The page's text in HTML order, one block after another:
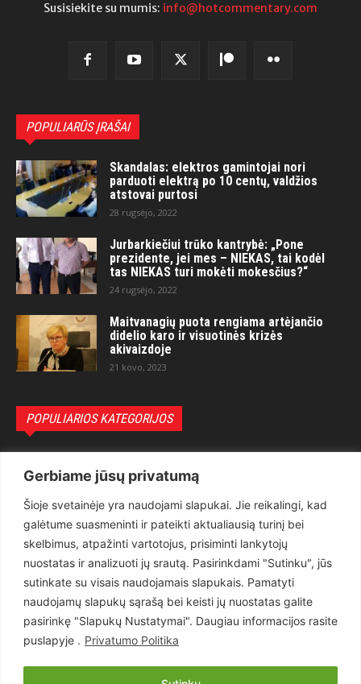
Gerbiame jūsų privatumą
Šioje svetainėje yra naudojami slapukai. Jie reikalingi, kad
galėtume suasmeninti ir pateikti aktualiausią turinį bei
skelbimus, atpažinti vartotojus, prisiminti lankytojų
nuostatas ir analizuoti jų srautą. Pasirinkdami "Sutinku", jūs
sutinkate su visais naudojamais slapukais. Pamatyti
naudojamų slapukų sąrašą bei keisti jų nuostatas galite
pasirinkę "Slapukų Nustatymai". Daugiau informacijos rasite
puslapyje . Privatumo Politika
Susisiekite su mumis: info@hotcommentary.com
POPULIARŪS ĮRAŠAI
Skandalas: elektros gamintojai nori
parduoti elektrą po 10 centų, valdžios
atstovai purtosi
28 rugsėjo, 2022
Jurbarkiečiui trūko kantrybė: „Pone
prezidente, jei mes – NIEKAS, tai kodėl
tas NIEKAS turi mokėti mokesčius?“
24 rugsėjo, 2022
Maitvanagių puota rengiama artėjančio
didelio karo ir visuotinės krizės
akivaizdoje
21 kovo, 2023
POPULIARIOS KATEGORIJOS
Teisėsauga
1497
Aktualu
Lietuva
619
Pasaulis
Статьи на русском
Articles in english